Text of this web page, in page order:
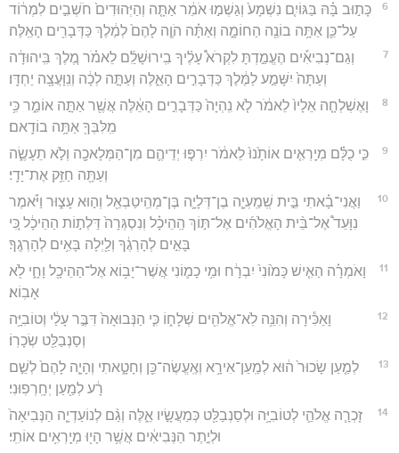
6
כָּת֣וּב בָּ֗הּ בַּגּוֹיִ֤ם נִשְׁמָע֙ וְגַשְׁמ֣וּ אֹמֵ֔ר אַתָּ֤ה וְהַיְּהוּדִים֙ חֹשְׁבִ֣ים לִמְר֔וֹד
עַל־כֵּ֛ן אַתָּ֥ה בוֹנֶ֖ה הַחוֹמָ֑ה וְאַתָּ֗ה הֹוֶ֤ה לָהֶם֙ לְמֶ֔לֶךְ כַּדְּבָרִ֖ים הָאֵֽלֶּה׃
7
וְגַם־נְבִיאִ֡ים הֶעֱמַ֣דְתָּ לִקְרֹא֩ עָלֶ֨יךָ בִֽירוּשָׁלִַ֜ם לֵאמֹ֗ר מֶ֚לֶךְ בִּֽיהוּדָ֔ה
וְעַתָּה֙ יִשָּׁמַ֣ע לַמֶּ֔לֶךְ כַּדְּבָרִ֣ים הָאֵ֑לֶּה וְעַתָּ֣ה לְכָ֔ה וְנִֽוָּעֲצָ֖ה יַחְדָּֽו׃
8
וָאֶשְׁלְחָ֤ה אֵלָיו֙ לֵאמֹ֔ר לֹ֤א נִֽהְיָה֙ כַּדְּבָרִ֣ים הָאֵ֔לֶּה אֲשֶׁ֖ר אַתָּ֣ה אוֹמֵ֑ר כִּ֥י
מִֽלִּבְּךָ֖ אַתָּ֥ה בוֹדָֽאם׃
9
כִּ֣י כֻלָּ֗ם מְיָֽרְאִ֤ים אוֹתָ֙נוּ֙ לֵאמֹ֔ר יִרְפּ֧וּ יְדֵיהֶ֛ם מִן־הַמְּלָאכָ֖ה וְלֹ֣א תֵעָשֶׂ֑ה
וְעַתָּ֖ה חַזֵּ֥ק אֶת־יָדָֽי׃
10
וַאֲנִי־בָ֗אתִי בֵּ֣ית שְֽׁמַֽעְיָ֧ה בֶן־דְּלָיָ֛ה בֶּן־מְהֵֽיטַבְאֵ֖ל וְה֣וּא עָצ֑וּר וַיֹּ֡אמֶר
נִוָּעֵד֩ אֶל־בֵּ֨ית הָאֱלֹהִ֜ים אֶל־תּ֣וֹךְ הַֽהֵיכָ֗ל וְנִסְגְּרָה֙ דַּלְת֣וֹת הַהֵיכָ֔ל כִּ֚י
בָּאִ֣ים לְהָרְגֶ֔ךָ וְלַ֖יְלָה בָּאִ֥ים לְהָרְגֶֽךָ׃
11
וָאֹמְרָ֗ה הַאִ֤ישׁ כָּמ֙וֹנִי֙ יִבְרָ֔ח וּמִ֥י כָמ֛וֹנִי אֲשֶׁר־יָב֥וֹא אֶל־הַהֵיכָ֖ל וָחָ֑י לֹ֖א
אָבֽוֹא׃
12
וָאַכִּ֕ירָה וְהִנֵּ֥ה לֹֽא־אֱלֹהִ֖ים שְׁלָח֑וֹ כִּ֤י הַנְּבוּאָה֙ דִּבֶּ֣ר עָלַ֔י וְטוֹבִיָּ֥ה
וְסַנְבַלַּ֖ט שְׂכָרֽוֹ׃
13
לְמַ֤עַן שָׂכוּר֙ ה֔וּא לְמַֽעַן־אִירָ֥א וְאֶֽעֱשֶׂה־כֵּ֖ן וְחָטָ֑אתִי וְהָיָ֤ה לָהֶם֙ לְשֵׁ֣ם
רָ֔ע לְמַ֖עַן יְחָֽרְפֽוּנִי׃
14
זָכְרָ֧ה אֱלֹהַ֛י לְטוֹבִיָּ֥ה וּלְסַנְבַלַּ֖ט כְּמַעֲשָׂ֣יו אֵ֑לֶּה וְגַ֨ם לְנוֹעַדְיָ֤ה הַנְּבִיאָה֙
וּלְיֶ֣תֶר הַנְּבִיאִ֔ים אֲשֶׁ֥ר הָי֖וּ מְיָֽרְאִ֥ים אוֹתִֽי׃